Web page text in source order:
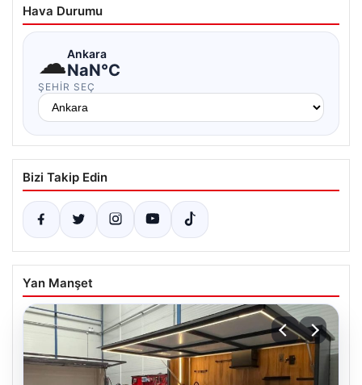
Hava Durumu
☁Ankara
NaN°C
ŞEHIR SEÇ
Bizi Takip Edin
Yan Manşet